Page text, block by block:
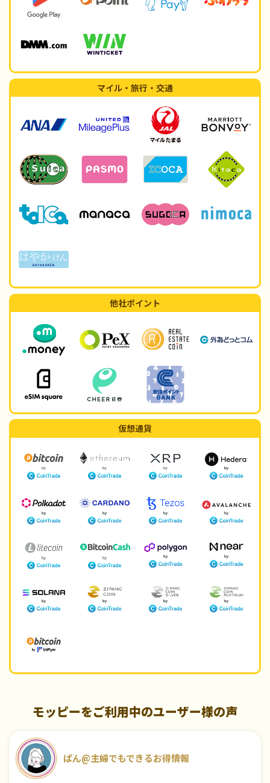
マイル・旅行・交通
他社ポイント
仮想通貨
モッピーをご利用中のユーザー様の声
ぱん@主婦でもできるお得情報